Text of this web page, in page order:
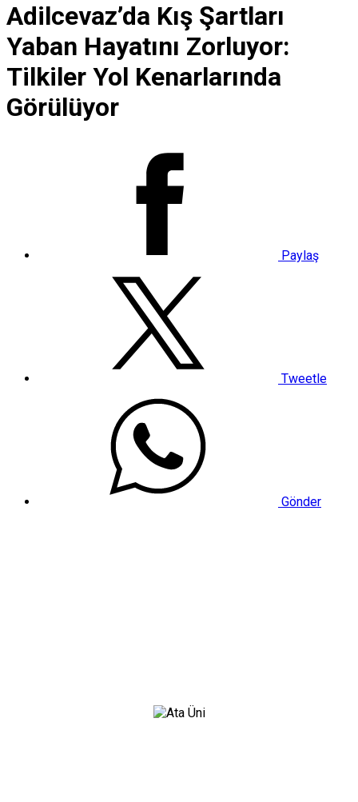
Adilcevaz’da Kış Şartları
Yaban Hayatını Zorluyor:
Tilkiler Yol Kenarlarında
Görülüyor
Paylaş
Tweetle
Gönder